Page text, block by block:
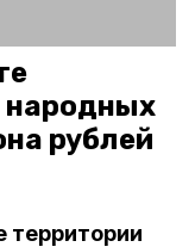
народных
рублей
территории